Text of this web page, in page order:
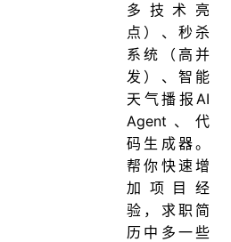
多技术亮
点）、秒杀
系统（高并
发）、智能
天气播报AI
Agent、代
码生成器。
帮你快速增
加项目经
验，求职简
历中多一些